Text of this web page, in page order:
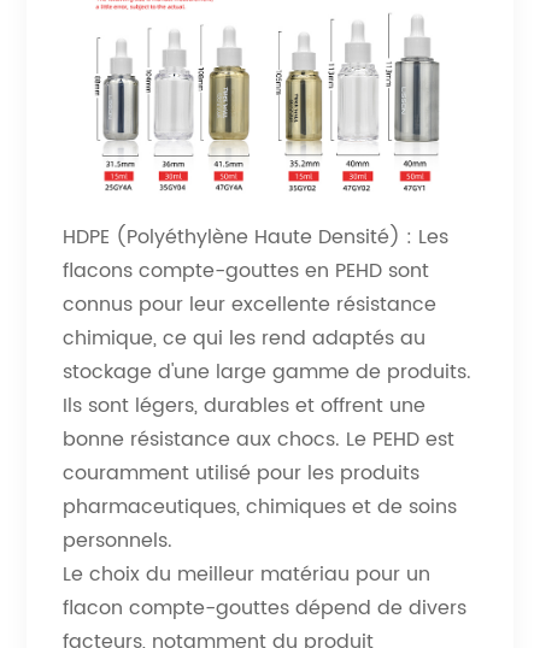
HDPE (Polyéthylène Haute Densité) : Les
flacons compte-gouttes en PEHD sont
connus pour leur excellente résistance
chimique, ce qui les rend adaptés au
stockage d'une large gamme de produits.
Ils sont légers, durables et offrent une
bonne résistance aux chocs. Le PEHD est
couramment utilisé pour les produits
pharmaceutiques, chimiques et de soins
personnels.
Le choix du meilleur matériau pour un
flacon compte-gouttes dépend de divers